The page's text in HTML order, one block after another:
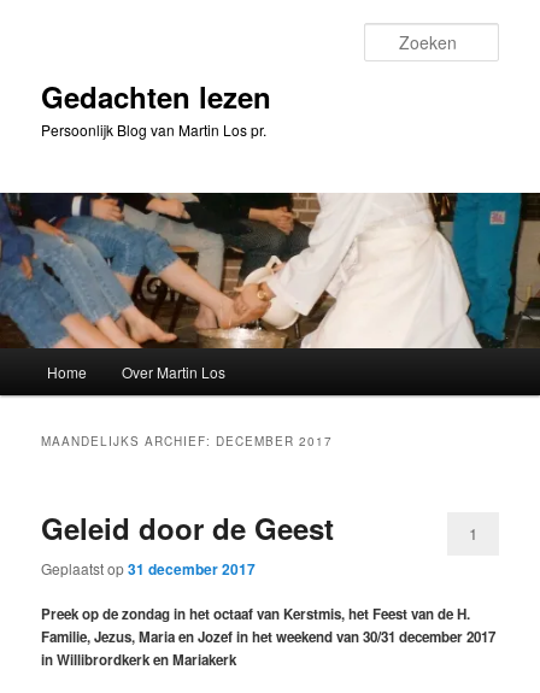
Gedachten lezen
Persoonlijk Blog van Martin Los pr.
Home Over Martin Los
MAANDELIJKS ARCHIEF: DECEMBER 2017
Geleid door de Geest
Geplaatst op31 december 2017
1
Preek op de zondag in het octaaf van Kerstmis, het Feest van de H.
Familie, Jezus, Maria en Jozef in het weekend van 30/31 december 2017
in Willibrordkerk en Mariakerk